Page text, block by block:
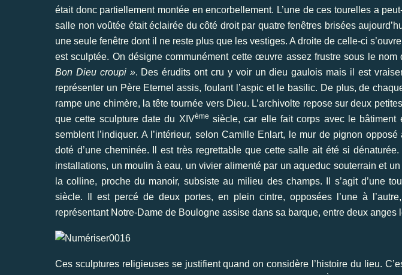
était donc partiellement montée en encorbellement. L’une de ces tourelles a
salle non voûtée était éclairée du côté droit par quatre fenêtres brisées
une seule fenêtre dont il ne reste plus que les vestiges. A droite de celle-ci
est sculptée. On désigne communément cette œuvre assez frustre sous le
Bon Dieu croupi ». Des érudits ont cru y voir un dieu gaulois mais il est
représenter un Père Eternel assis, foulant l’aspic et le basilic. De plus, de
rampe une chimère, la tête tournée vers Dieu. L’archivolte repose sur deux
que cette sculpture date du XIVème siècle, car elle fait corps avec le
semblent l’indiquer. A l’intérieur, selon Camille Enlart, le mur de pignon
doté d’une cheminée. Il est très regrettable que cette salle ait été si dénaturée.
installations, un moulin à eau, un vivier alimenté par un aqueduc souterrain et
la colline, proche du manoir, subsiste au milieu des champs. Il s’agit d’une
siècle. Il est percé de deux portes, en plein cintre, opposées l’une à
représentant Notre-Dame de Boulogne assise dans sa barque, entre deux anges
Ces sculptures religieuses se justifient quand on considère l’histoire du lieu.